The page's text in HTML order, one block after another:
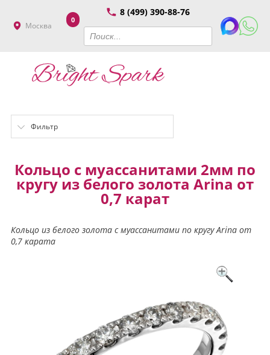
Москва
8 (499) 390-88-76
0
Фильтр
Кольцо с муассанитами 2мм по
кругу из белого золота Arina от
0,7 карат
Кольцо из белого золота с муассанитами по кругу Arina от
0,7 карата